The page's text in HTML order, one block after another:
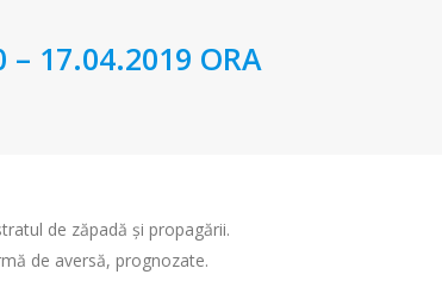
– 17.04.2019 ORA
de zăpadă şi propagării.
de aversă, prognozate.